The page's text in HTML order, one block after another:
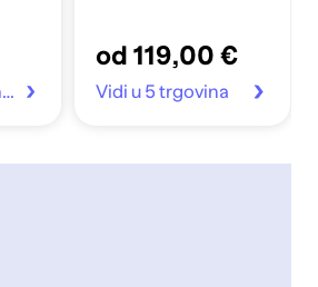
Vidi u centar tehnike
od 119,00 €
Vidi u 5 trgovina